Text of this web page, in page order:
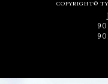
COPYRIGHT©